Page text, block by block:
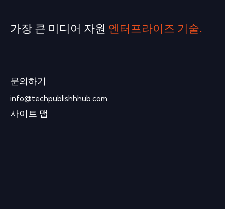
가장 큰 미디어 자원 엔터프라이즈 기술.
문의하기
info@techpublishhhub.com
사이트 맵